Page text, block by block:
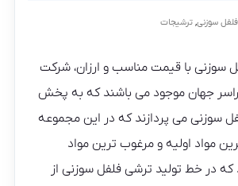
سوزنی,ترشیجات
سوزنی با قیمت مناسب و ارزان، شرکت
جهان موجود می باشند که به پخش
سوزنی می پردازند که در این مجموعه
مواد اولیه و مرغوب ترین مواد
در خط تولید ترشی فلفل سوزنی از